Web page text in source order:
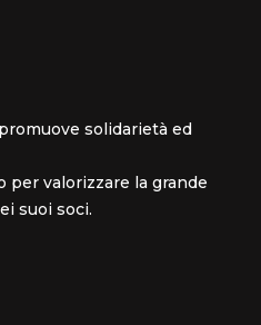
solidarietà ed
per valorizzare la grande
suoi soci.